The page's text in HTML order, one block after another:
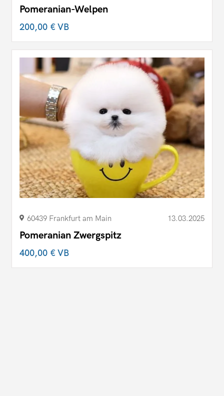
Pomeranian-Welpen
200,00 €VB
60439 Frankfurt am Main 13.03.2025
Pomeranian Zwergspitz
400,00 €VB